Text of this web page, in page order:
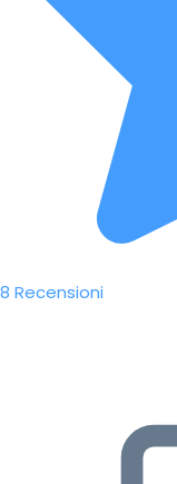
8 Recensioni